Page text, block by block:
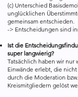
(c) Unterschied
unglücklichen
gemeinsam entschieden.
-> Entscheidungen sind
Ist die
super langwierig?
Tatsächlich haben wir nur
Einwände erlebt, die
durch die Moderation
Kreismitgliedern gelöst